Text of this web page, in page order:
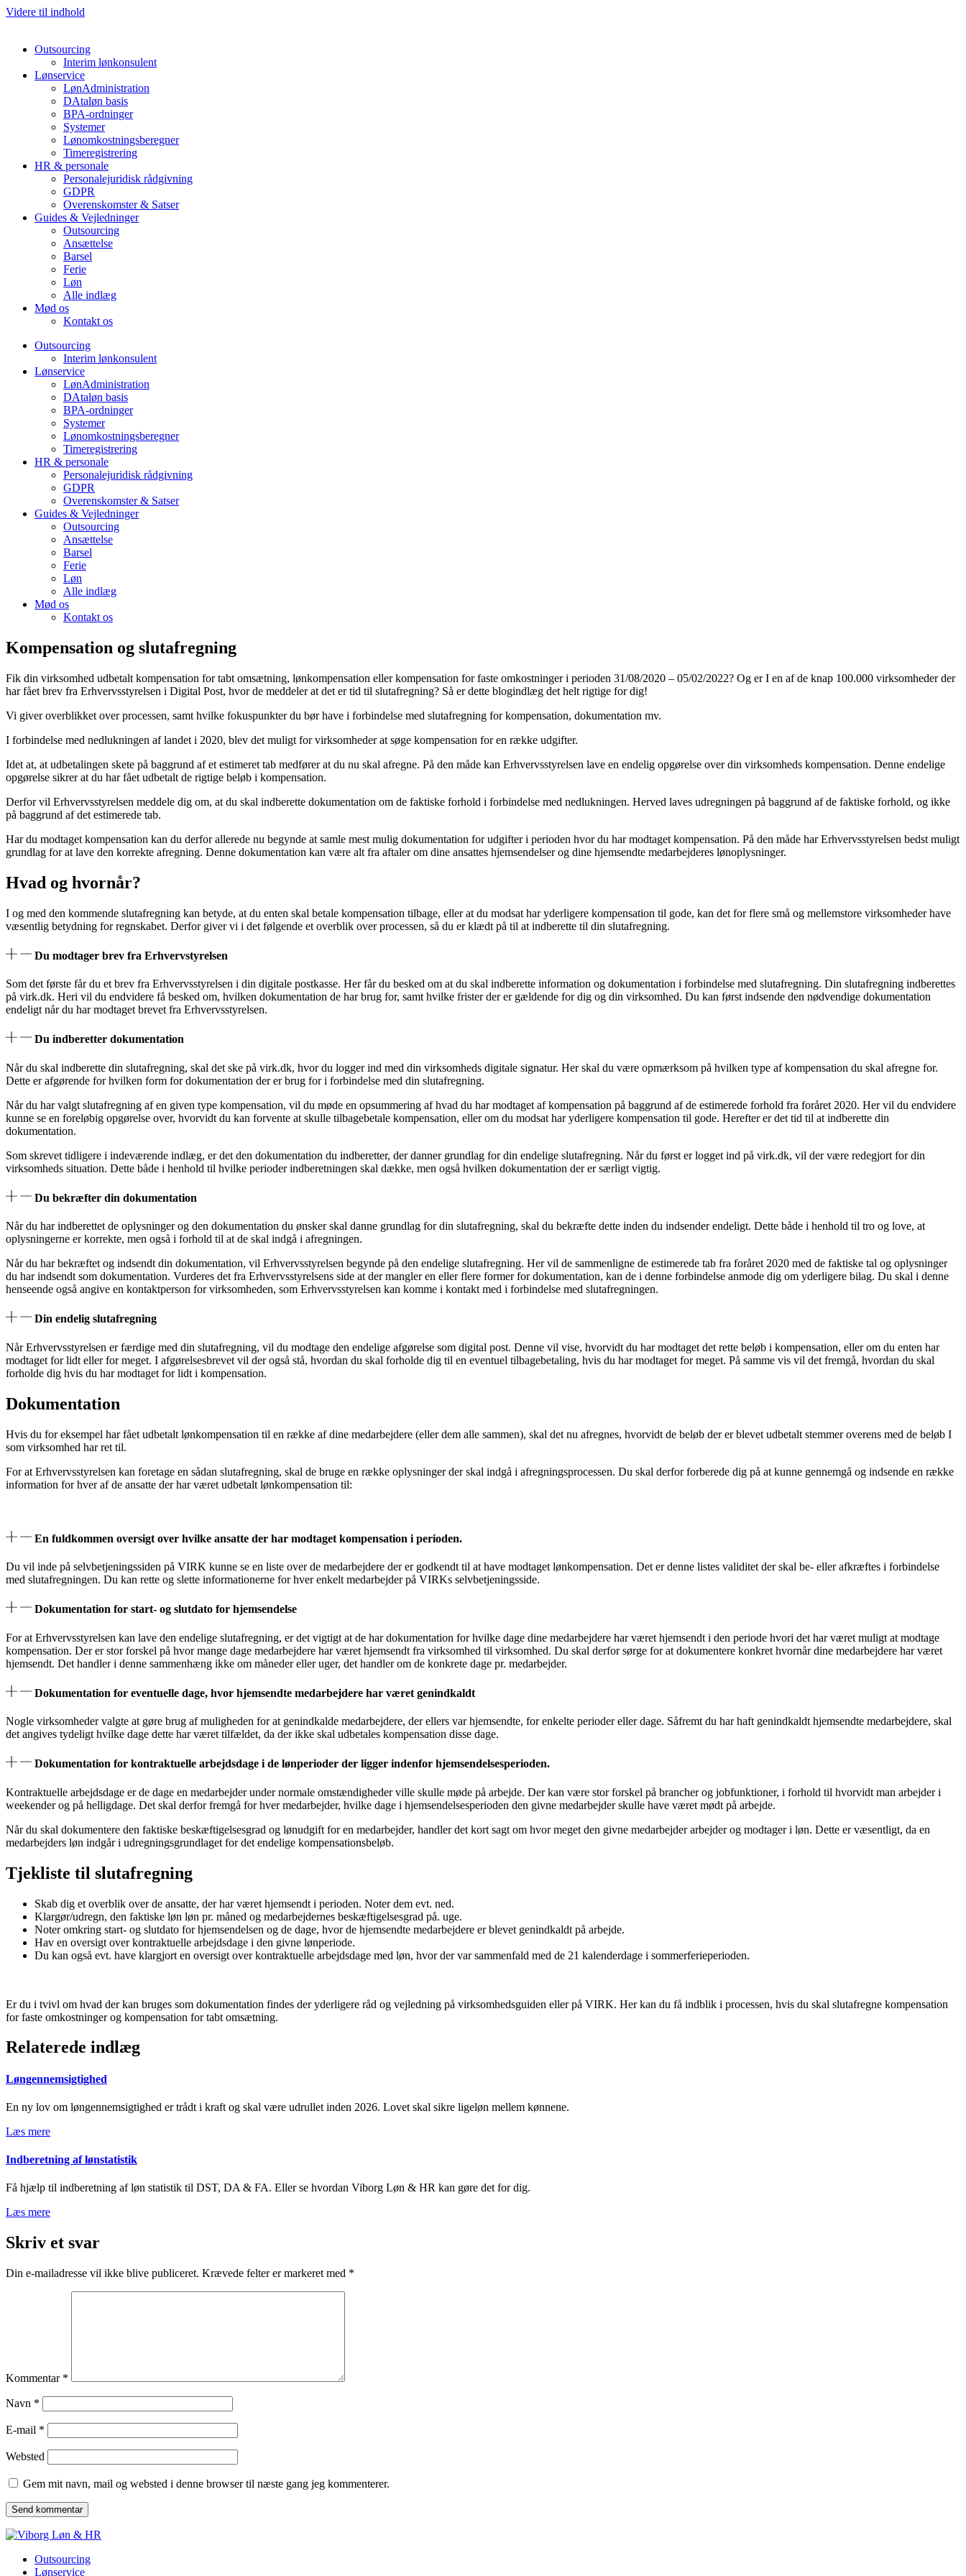
Videre til indhold
Outsourcing
Interim lønkonsulent
Lønservice
LønAdministration
DAtaløn basis
BPA-ordninger
Systemer
Lønomkostningsberegner
Timeregistrering
HR & personale
Personalejuridisk rådgivning
GDPR
Overenskomster & Satser
Guides & Vejledninger
Outsourcing
Ansættelse
Barsel
Ferie
Løn
Alle indlæg
Mød os
Kontakt os
Outsourcing
Interim lønkonsulent
Lønservice
LønAdministration
DAtaløn basis
BPA-ordninger
Systemer
Lønomkostningsberegner
Timeregistrering
HR & personale
Personalejuridisk rådgivning
GDPR
Overenskomster & Satser
Guides & Vejledninger
Outsourcing
Ansættelse
Barsel
Ferie
Løn
Alle indlæg
Mød os
Kontakt os
Kompensation og slutafregning
Fik din virksomhed udbetalt kompensation for tabt omsætning, lønkompensation eller kompensation for faste omkostninger i perioden 31/08/2020 – 05/02/2022? Og er I en af de knap 100.000 virksomheder der
har fået brev fra Erhvervsstyrelsen i Digital Post, hvor de meddeler at det er tid til slutafregning? Så er dette blogindlæg det helt rigtige for dig!
Vi giver overblikket over processen, samt hvilke fokuspunkter du bør have i forbindelse med slutafregning for kompensation, dokumentation mv.
I forbindelse med nedlukningen af landet i 2020, blev det muligt for virksomheder at søge kompensation for en række udgifter.
Idet at, at udbetalingen skete på baggrund af et estimeret tab medfører at du nu skal afregne. På den måde kan Erhvervsstyrelsen lave en endelig opgørelse over din virksomheds kompensation. Denne endelige
opgørelse sikrer at du har fået udbetalt de rigtige beløb i kompensation.
Derfor vil Erhvervsstyrelsen meddele dig om, at du skal indberette dokumentation om de faktiske forhold i forbindelse med nedlukningen. Herved laves udregningen på baggrund af de faktiske forhold, og ikke
på baggrund af det estimerede tab.
Har du modtaget kompensation kan du derfor allerede nu begynde at samle mest mulig dokumentation for udgifter i perioden hvor du har modtaget kompensation. På den måde har Erhvervsstyrelsen bedst muligt
grundlag for at lave den korrekte afregning. Denne dokumentation kan være alt fra aftaler om dine ansattes hjemsendelser og dine hjemsendte medarbejderes lønoplysninger.
Hvad og hvornår?
I og med den kommende slutafregning kan betyde, at du enten skal betale kompensation tilbage, eller at du modsat har yderligere kompensation til gode, kan det for flere små og mellemstore virksomheder have
væsentlig betydning for regnskabet. Derfor giver vi i det følgende et overblik over processen, så du er klædt på til at indberette til din slutafregning.
Du modtager brev fra Erhvervstyrelsen
Som det første får du et brev fra Erhvervsstyrelsen i din digitale postkasse. Her får du besked om at du skal indberette information og dokumentation i forbindelse med slutafregning. Din slutafregning indberettes
på virk.dk. Heri vil du endvidere få besked om, hvilken dokumentation de har brug for, samt hvilke frister der er gældende for dig og din virksomhed. Du kan først indsende den nødvendige dokumentation
endeligt når du har modtaget brevet fra Erhvervsstyrelsen.
Du indberetter dokumentation
Når du skal indberette din slutafregning, skal det ske på virk.dk, hvor du logger ind med din virksomheds digitale signatur. Her skal du være opmærksom på hvilken type af kompensation du skal afregne for.
Dette er afgørende for hvilken form for dokumentation der er brug for i forbindelse med din slutafregning.
Når du har valgt slutafregning af en given type kompensation, vil du møde en opsummering af hvad du har modtaget af kompensation på baggrund af de estimerede forhold fra foråret 2020. Her vil du endvidere
kunne se en foreløbig opgørelse over, hvorvidt du kan forvente at skulle tilbagebetale kompensation, eller om du modsat har yderligere kompensation til gode. Herefter er det tid til at indberette din
dokumentation.
Som skrevet tidligere i indeværende indlæg, er det den dokumentation du indberetter, der danner grundlag for din endelige slutafregning. Når du først er logget ind på virk.dk, vil der være redegjort for din
virksomheds situation. Dette både i henhold til hvilke perioder indberetningen skal dække, men også hvilken dokumentation der er særligt vigtig.
Du bekræfter din dokumentation
Når du har indberettet de oplysninger og den dokumentation du ønsker skal danne grundlag for din slutafregning, skal du bekræfte dette inden du indsender endeligt. Dette både i henhold til tro og love, at
oplysningerne er korrekte, men også i forhold til at de skal indgå i afregningen.
Når du har bekræftet og indsendt din dokumentation, vil Erhvervsstyrelsen begynde på den endelige slutafregning. Her vil de sammenligne de estimerede tab fra foråret 2020 med de faktiske tal og oplysninger
du har indsendt som dokumentation. Vurderes det fra Erhvervsstyrelsens side at der mangler en eller flere former for dokumentation, kan de i denne forbindelse anmode dig om yderligere bilag. Du skal i denne
henseende også angive en kontaktperson for virksomheden, som Erhvervsstyrelsen kan komme i kontakt med i forbindelse med slutafregningen.
Din endelig slutafregning
Når Erhvervsstyrelsen er færdige med din slutafregning, vil du modtage den endelige afgørelse som digital post. Denne vil vise, hvorvidt du har modtaget det rette beløb i kompensation, eller om du enten har
modtaget for lidt eller for meget. I afgørelsesbrevet vil der også stå, hvordan du skal forholde dig til en eventuel tilbagebetaling, hvis du har modtaget for meget. På samme vis vil det fremgå, hvordan du skal
forholde dig hvis du har modtaget for lidt i kompensation.
Dokumentation
Hvis du for eksempel har fået udbetalt lønkompensation til en række af dine medarbejdere (eller dem alle sammen), skal det nu afregnes, hvorvidt de beløb der er blevet udbetalt stemmer overens med de beløb I
som virksomhed har ret til.
For at Erhvervsstyrelsen kan foretage en sådan slutafregning, skal de bruge en række oplysninger der skal indgå i afregningsprocessen. Du skal derfor forberede dig på at kunne gennemgå og indsende en række
information for hver af de ansatte der har været udbetalt lønkompensation til:
En fuldkommen oversigt over hvilke ansatte der har modtaget kompensation i perioden.
Du vil inde på selvbetjeningssiden på VIRK kunne se en liste over de medarbejdere der er godkendt til at have modtaget lønkompensation. Det er denne listes validitet der skal be- eller afkræftes i forbindelse
med slutafregningen. Du kan rette og slette informationerne for hver enkelt medarbejder på VIRKs selvbetjeningsside.
Dokumentation for start- og slutdato for hjemsendelse
For at Erhvervsstyrelsen kan lave den endelige slutafregning, er det vigtigt at de har dokumentation for hvilke dage dine medarbejdere har været hjemsendt i den periode hvori det har været muligt at modtage
kompensation. Der er stor forskel på hvor mange dage medarbejdere har været hjemsendt fra virksomhed til virksomhed. Du skal derfor sørge for at dokumentere konkret hvornår dine medarbejdere har været
hjemsendt. Det handler i denne sammenhæng ikke om måneder eller uger, det handler om de konkrete dage pr. medarbejder.
Dokumentation for eventuelle dage, hvor hjemsendte medarbejdere har været genindkaldt
Nogle virksomheder valgte at gøre brug af muligheden for at genindkalde medarbejdere, der ellers var hjemsendte, for enkelte perioder eller dage. Såfremt du har haft genindkaldt hjemsendte medarbejdere, skal
det angives tydeligt hvilke dage dette har været tilfældet, da der ikke skal udbetales kompensation disse dage.
Dokumentation for kontraktuelle arbejdsdage i de lønperioder der ligger indenfor hjemsendelsesperioden.
Kontraktuelle arbejdsdage er de dage en medarbejder under normale omstændigheder ville skulle møde på arbejde. Der kan være stor forskel på brancher og jobfunktioner, i forhold til hvorvidt man arbejder i
weekender og på helligdage. Det skal derfor fremgå for hver medarbejder, hvilke dage i hjemsendelsesperioden den givne medarbejder skulle have været mødt på arbejde.
Når du skal dokumentere den faktiske beskæftigelsesgrad og lønudgift for en medarbejder, handler det kort sagt om hvor meget den givne medarbejder arbejder og modtager i løn. Dette er væsentligt, da en
medarbejders løn indgår i udregningsgrundlaget for det endelige kompensationsbeløb.
Tjekliste til slutafregning
Skab dig et overblik over de ansatte, der har været hjemsendt i perioden. Noter dem evt. ned.
Klargør/udregn, den faktiske løn løn pr. måned og medarbejdernes beskæftigelsesgrad på. uge.
Noter omkring start- og slutdato for hjemsendelsen og de dage, hvor de hjemsendte medarbejdere er blevet genindkaldt på arbejde.
Hav en oversigt over kontraktuelle arbejdsdage i den givne lønperiode.
Du kan også evt. have klargjort en oversigt over kontraktuelle arbejdsdage med løn, hvor der var sammenfald med de 21 kalenderdage i sommerferieperioden.
Er du i tvivl om hvad der kan bruges som dokumentation findes der yderligere råd og vejledning på virksomhedsguiden eller på VIRK. Her kan du få indblik i processen, hvis du skal slutafregne kompensation
for faste omkostninger og kompensation for tabt omsætning.
Relaterede indlæg
Løngennemsigtighed
En ny lov om løngennemsigtighed er trådt i kraft og skal være udrullet inden 2026. Lovet skal sikre ligeløn mellem kønnene.
Læs mere
Indberetning af lønstatistik
Få hjælp til indberetning af løn statistik til DST, DA & FA. Eller se hvordan Viborg Løn & HR kan gøre det for dig.
Læs mere
Skriv et svar
Din e-mailadresse vil ikke blive publiceret. Krævede felter er markeret med *
Kommentar *
Navn *
E-mail *
Websted
Gem mit navn, mail og websted i denne browser til næste gang jeg kommenterer.
Outsourcing
Lønservice